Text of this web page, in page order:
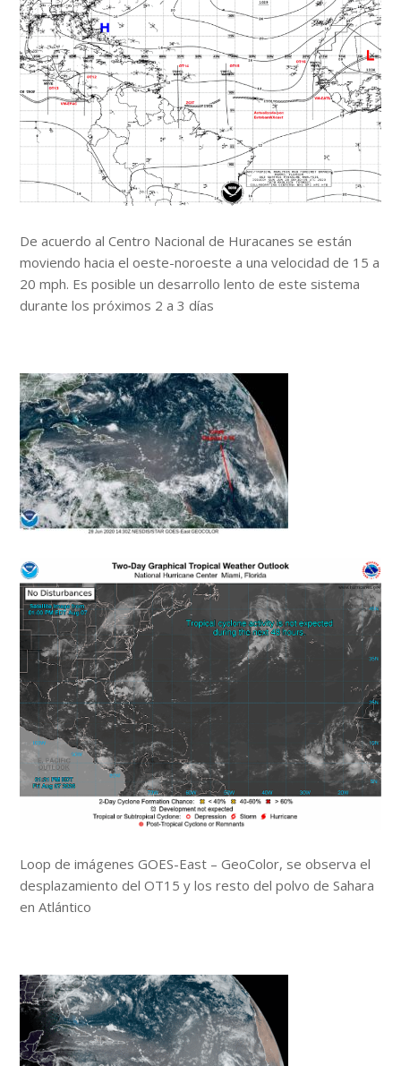
De acuerdo al Centro Nacional de Huracanes se están
moviendo hacia el oeste-noroeste a una velocidad de 15 a
20 mph. Es posible un desarrollo lento de este sistema
durante los próximos 2 a 3 días
Loop de imágenes GOES-East – GeoColor, se observa el
desplazamiento del OT15 y los resto del polvo de Sahara
en Atlántico